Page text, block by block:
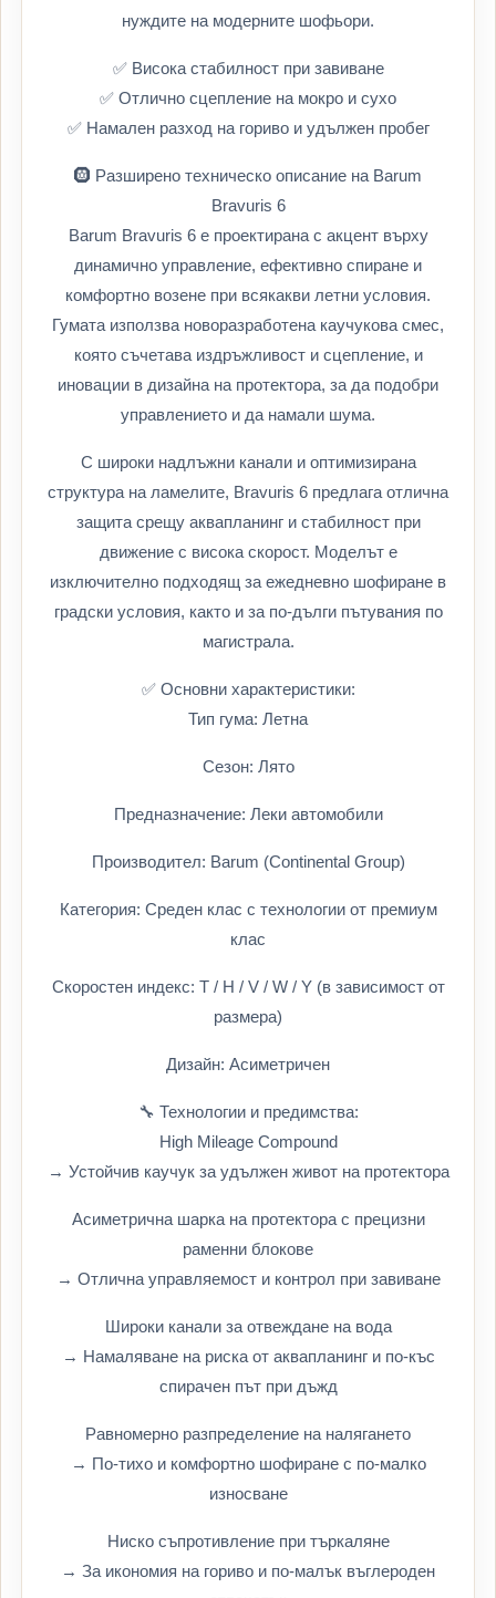
нуждите на модерните шофьори.
✅ Висока стабилност при завиване
✅ Отлично сцепление на мокро и сухо
✅ Намален разход на гориво и удължен пробег
🛞 Разширено техническо описание на Barum
Bravuris 6
Barum Bravuris 6 е проектирана с акцент върху
динамично управление, ефективно спиране и
комфортно возене при всякакви летни условия.
Гумата използва новоразработена каучукова смес,
която съчетава издръжливост и сцепление, и
иновации в дизайна на протектора, за да подобри
управлението и да намали шума.
С широки надлъжни канали и оптимизирана
структура на ламелите, Bravuris 6 предлага отлична
защита срещу аквапланинг и стабилност при
движение с висока скорост. Моделът е
изключително подходящ за ежедневно шофиране в
градски условия, както и за по-дълги пътувания по
магистрала.
✅ Основни характеристики:
Тип гума: Летна
Сезон: Лято
Предназначение: Леки автомобили
Производител: Barum (Continental Group)
Категория: Среден клас с технологии от премиум
клас
Скоростен индекс: T / H / V / W / Y (в зависимост от
размера)
Дизайн: Асиметричен
🔧 Технологии и предимства:
High Mileage Compound
→ Устойчив каучук за удължен живот на протектора
Асиметрична шарка на протектора с прецизни
раменни блокове
→ Отлична управляемост и контрол при завиване
Широки канали за отвеждане на вода
→ Намаляване на риска от аквапланинг и по-къс
спирачен път при дъжд
Равномерно разпределение на налягането
→ По-тихо и комфортно шофиране с по-малко
износване
Ниско съпротивление при търкаляне
→ За икономия на гориво и по-малък въглероден